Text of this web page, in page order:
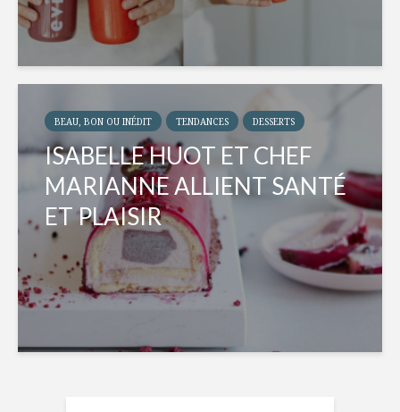
BEAU, BON OU INÉDIT TENDANCES DESSERTS
ISABELLE HUOT ET CHEF
MARIANNE ALLIENT SANTÉ
ET PLAISIR